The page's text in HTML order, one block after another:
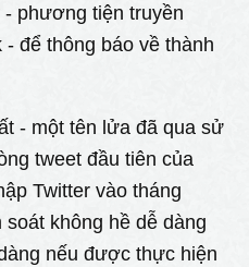
phương tiện truyền
để thông báo về thành
- một tên lửa đã qua sử
tweet đầu tiên của
Twitter vào tháng
soát không hề dễ dàng
nếu được thực hiện